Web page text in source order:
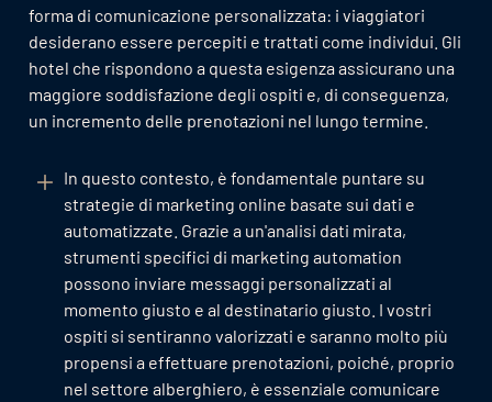
forma di comunicazione personalizzata: i viaggiatori
desiderano essere percepiti e trattati come individui. Gli
hotel che rispondono a questa esigenza assicurano una
maggiore soddisfazione degli ospiti e, di conseguenza,
un incremento delle prenotazioni nel lungo termine.
In questo contesto, è fondamentale puntare su
strategie di marketing online basate sui dati e
automatizzate. Grazie a un'analisi dati mirata,
strumenti specifici di marketing automation
possono inviare messaggi personalizzati al
momento giusto e al destinatario giusto. I vostri
ospiti si sentiranno valorizzati e saranno molto più
propensi a effettuare prenotazioni, poiché, proprio
nel settore alberghiero, è essenziale comunicare